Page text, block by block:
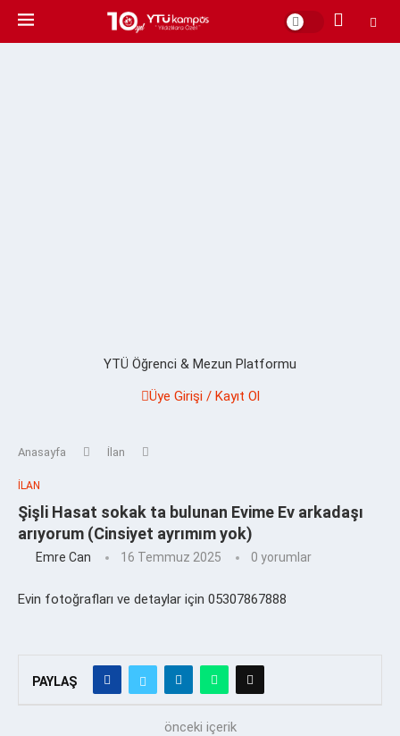
YTÜ Öğrenci & Mezun Platformu
Üye Girişi / Kayıt Ol
Anasayfa İlan
İLAN
Şişli Hasat sokak ta bulunan Evime Ev arkadaşı
arıyorum (Cinsiyet ayrımım yok)
Emre Can 16 Temmuz 2025 0 yorumlar
Evin fotoğrafları ve detaylar için 05307867888
PAYLAŞ
önceki içerik